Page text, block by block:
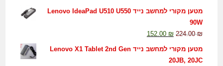
מטען מקורי למחשב נייד Lenovo IdeaPad U510 U550
90W
224.00₪
152.00 ₪
מטען מקורי למחשב נייד Lenovo X1 Tablet 2nd Gen
20JB, 20JC